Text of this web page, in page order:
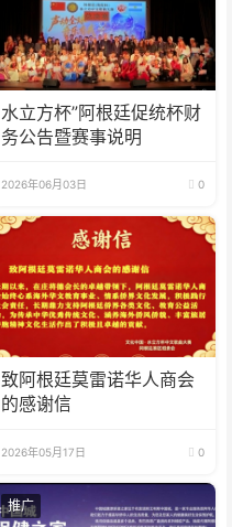
水立方杯”阿根廷促统杯财
务公告暨赛事说明
2026年06月03日 0
致阿根廷莫雷诺华人商会
的感谢信
2026年05月17日 0
推广